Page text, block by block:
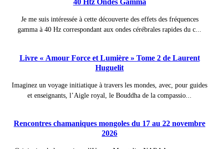
40 Htz Ondes Gamma
Je me suis intéressée à cette découverte des effets des fréquences
gamma à 40 Hz correspondant aux ondes cérébrales rapides du c...
Livre « Amour Force et Lumière » Tome 2 de Laurent
Huguelit
Imaginez un voyage initiatique à travers les mondes, avec, pour guides
et enseignants, l’Aigle royal, le Bouddha de la compassio...
Rencontres chamaniques mongoles du 17 au 22 novembre
2026